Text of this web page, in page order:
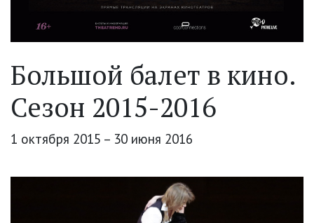
Большой балет в кино.
Сезон 2015-2016
1 октября 2015 – 30 июня 2016